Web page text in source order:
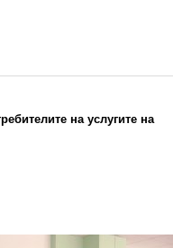
на услугите на